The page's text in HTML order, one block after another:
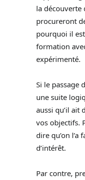
la découverte
procureront
pourquoi il
formation
expérimenté.
Si le passage
une suite
aussi qu’il ait
vos objectifs.
dire qu’on l’a
d’intérêt.
Par contre,